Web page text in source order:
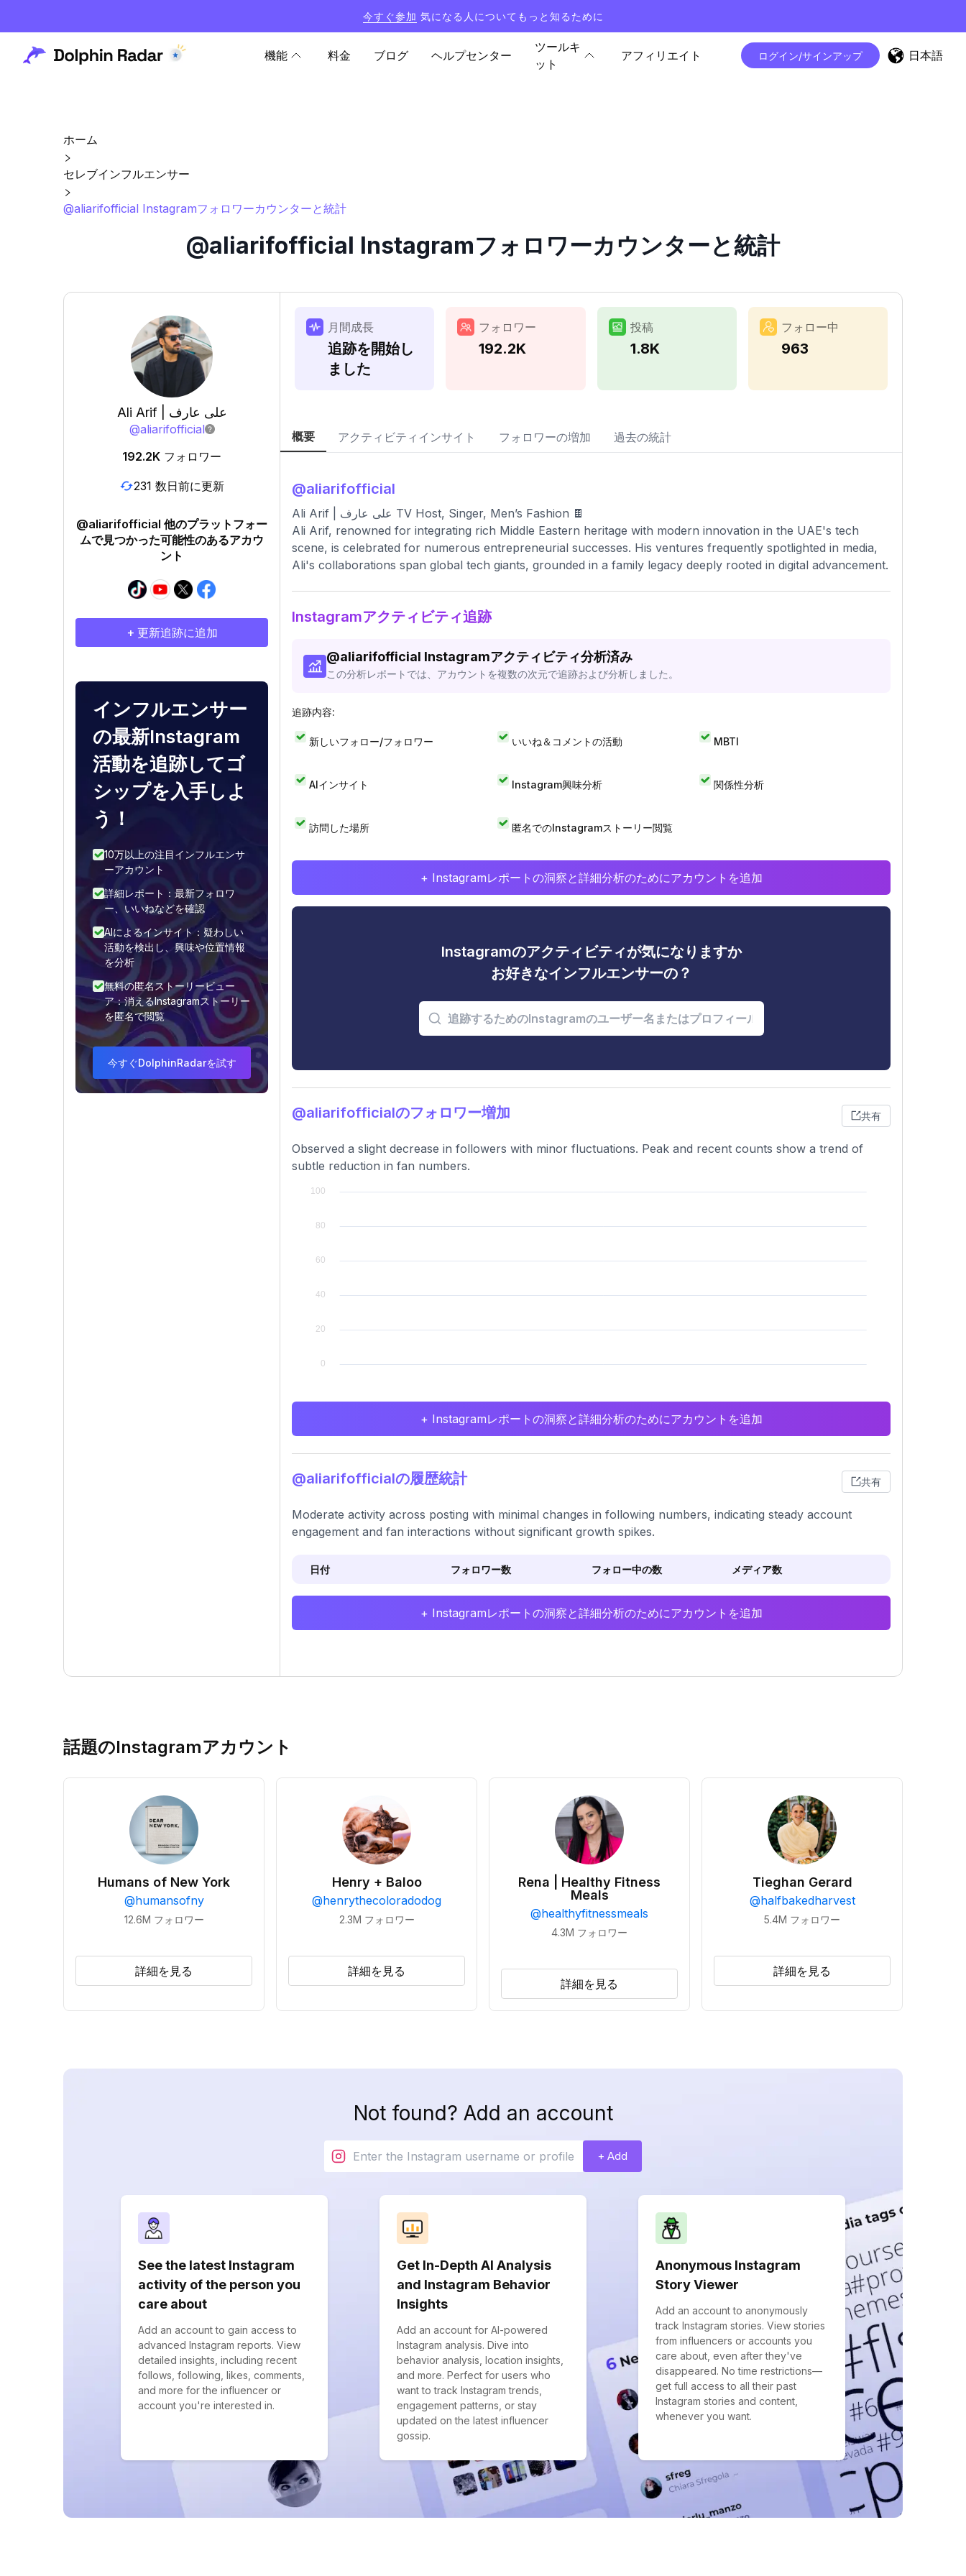
今すぐ参加 気になる人についてもっと知るために
機能 料金 ブログ ヘルプセンター
ツールキ
ット
アフィリエイト ログイン/サインアップ 日本語
ホーム
セレブインフルエンサー
@aliarifofficial Instagramフォロワーカウンターと統計
@aliarifofficial Instagramフォロワーカウンターと統計
Ali Arif | علی عارف
@aliarifofficial
192.2K フォロワー
231 数日前に更新
@aliarifofficial 他のプラットフォー
ムで見つかった可能性のあるアカウ
ント
+ 更新追跡に追加
インフルエンサー
の最新Instagram
活動を追跡してゴ
シップを入手しよ
う！
10万以上の注目インフルエンサ
ーアカウント
詳細レポート：最新フォロワ
ー、いいねなどを確認
AIによるインサイト：疑わしい
活動を検出し、興味や位置情報
を分析
無料の匿名ストーリービュー
ア：消えるInstagramストーリー
を匿名で閲覧
今すぐDolphinRadarを試す
月間成長
追跡を開始し
ました
フォロワー
192.2K
投稿
1.8K
フォロー中
963
概要 アクティビティインサイト フォロワーの増加 過去の統計
@aliarifofficial
Ali Arif | علی عارف TV Host, Singer, Men’s Fashion 🍫
Ali Arif, renowned for integrating rich Middle Eastern heritage with modern innovation in the UAE's tech
scene, is celebrated for numerous entrepreneurial successes. His ventures frequently spotlighted in media,
Ali's collaborations span global tech giants, grounded in a family legacy deeply rooted in digital advancement.
Instagramアクティビティ追跡
@aliarifofficial Instagramアクティビティ分析済み
この分析レポートでは、アカウントを複数の次元で追跡および分析しました。
追跡内容:
新しいフォロー/フォロワー いいね＆コメントの活動 MBTI
AIインサイト Instagram興味分析 関係性分析
訪問した場所 匿名でのInstagramストーリー閲覧
+ Instagramレポートの洞察と詳細分析のためにアカウントを追加
Instagramのアクティビティが気になりますか
お好きなインフルエンサーの？
@aliarifofficialのフォロワー増加 共有
Observed a slight decrease in followers with minor fluctuations. Peak and recent counts show a trend of
subtle reduction in fan numbers.
+ Instagramレポートの洞察と詳細分析のためにアカウントを追加
@aliarifofficialの履歴統計 共有
Moderate activity across posting with minimal changes in following numbers, indicating steady account
engagement and fan interactions without significant growth spikes.
日付 フォロワー数 フォロー中の数 メディア数
+ Instagramレポートの洞察と詳細分析のためにアカウントを追加
話題のInstagramアカウント
Humans of New York
@humansofny
12.6M フォロワー
詳細を見る
Henry + Baloo
@henrythecoloradodog
2.3M フォロワー
詳細を見る
Rena | Healthy Fitness
Meals
@healthyfitnessmeals
4.3M フォロワー
詳細を見る
Tieghan Gerard
@halfbakedharvest
5.4M フォロワー
詳細を見る
Not found? Add an account
+ Add
See the latest Instagram
activity of the person you
care about
Add an account to gain access to
advanced Instagram reports. View
detailed insights, including recent
follows, following, likes, comments,
and more for the influencer or
account you're interested in.
Get In-Depth AI Analysis
and Instagram Behavior
Insights
Add an account for AI-powered
Instagram analysis. Dive into
behavior analysis, location insights,
and more. Perfect for users who
want to track Instagram trends,
engagement patterns, or stay
updated on the latest influencer
gossip.
Anonymous Instagram
Story Viewer
Add an account to anonymously
track Instagram stories. View stories
from influencers or accounts you
care about, even after they've
disappeared. No time restrictions—
get full access to all their past
Instagram stories and content,
whenever you want.